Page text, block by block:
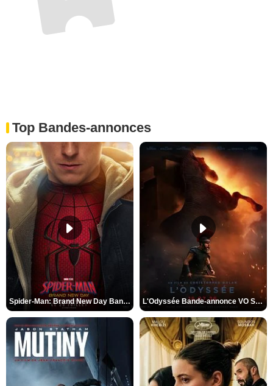
Top Bandes-annonces
Spider-Man: Brand New Day Bande-annonce VO STFR L'Odyssée Bande-annonce VO STFR